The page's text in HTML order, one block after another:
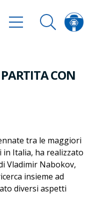
CON
tra le maggiori
Italia, ha realizzato
Vladimir Nabokov,
insieme ad
diversi aspetti